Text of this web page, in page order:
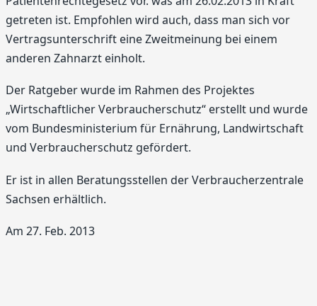
getreten ist. Empfohlen wird auch, dass man sich vor
Vertragsunterschrift eine Zweitmeinung bei einem
anderen Zahnarzt einholt.
Der Ratgeber wurde im Rahmen des Projektes
„Wirtschaftlicher Verbraucherschutz“ erstellt und wurde
vom Bundesministerium für Ernährung, Landwirtschaft
und Verbraucherschutz gefördert.
Er ist in allen Beratungsstellen der Verbraucherzentrale
Sachsen erhältlich.
Am 27. Feb. 2013